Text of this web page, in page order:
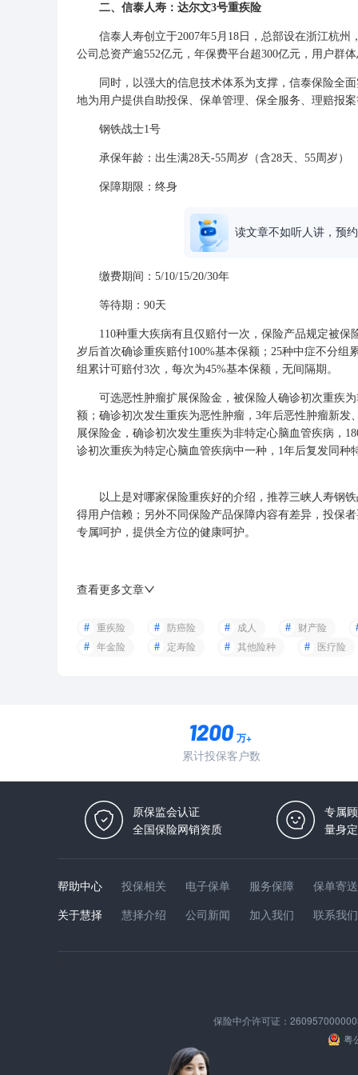
二、信泰人寿：达尔文3号重疾险
信泰人寿创立于2007年5月18日，总部设在浙江杭州
公司总资产逾552亿元，年保费平台超300亿元，用户群
同时，以强大的信息技术体系为支撑，信泰保险全面
地为用户提供自助投保、保单管理、保全服务、理赔报
钢铁战士1号
承保年龄：出生满28天-55周岁（含28天、55周岁）
保障期限：终身
读文章不如听人讲，预
缴费期间：5/10/15/20/30年
等待期：90天
110种重大疾病有且仅赔付一次，保险产品规定被保
岁后首次确诊重疾赔付100%基本保额；25种中症不分组
组累计可赔付3次，每次为45%基本保额，无间隔期。
可选恶性肿瘤扩展保险金，被保险人确诊初次重疾为
额；确诊初次发生重疾为恶性肿瘤，3年后恶性肿瘤新
展保险金，确诊初次发生重疾为非特定心脑血管疾病，
诊初次重疾为特定心脑血管疾病中一种，1年后复发同种
以上是对哪家保险重疾好的介绍，推荐三峡人寿钢铁
得用户信赖；另外不同保险产品保障内容有差异，投保
专属呵护，提供全方位的健康呵护。
查看更多文章
重疾险 防癌险 成人
财产险
年金险
定寿险 其他险种 医疗险
万+
累计投保客户数
原保监会认证
全国保险网销资质
专属
量身
帮助中心 投保相关 电子保单 服务保障
保单寄送
关于慧择
慧择介绍 公司新闻 加入我们 联系我们
保险中介许可证：
粤